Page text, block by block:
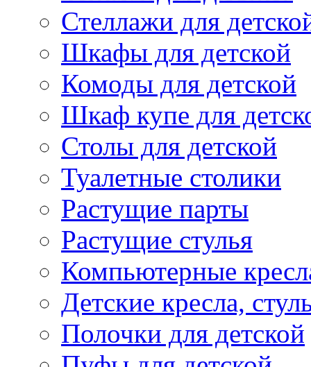
Стеллажи для
Шкафы для детской
Комоды для детской
Шкаф купе для
Столы для детской
Туалетные столики
Растущие парты
Растущие стулья
Компьютерные
Детские кресла,
Полочки для детской